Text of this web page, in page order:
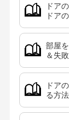
ドア
ドア
部屋
＆失
ドア
る方